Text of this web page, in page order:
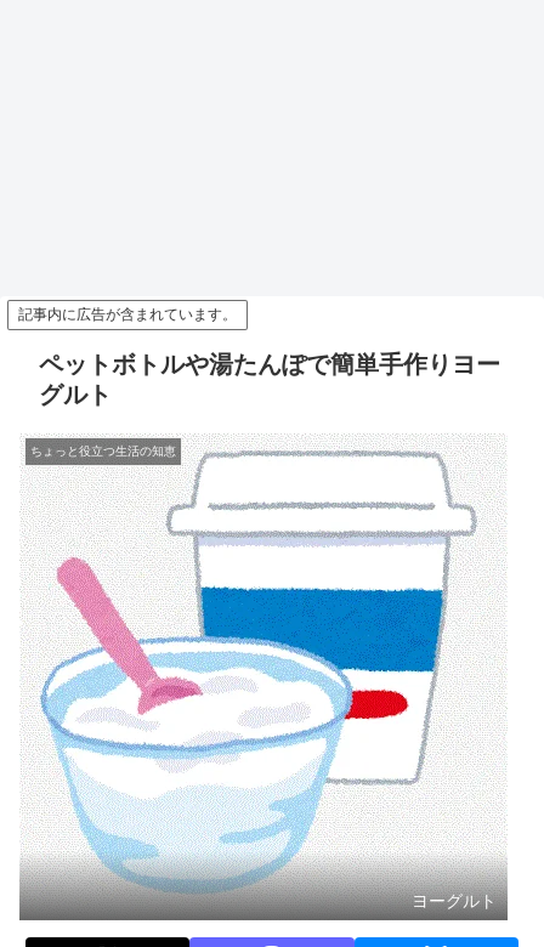
記事内に広告が含まれています。
ペットボトルや湯たんぽで簡単手作りヨー
グルト
ちょっと役立つ生活の知恵
ヨーグルト